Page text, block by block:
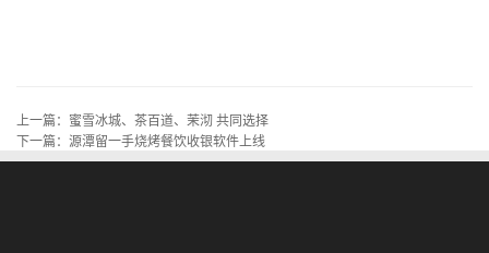
上一篇： 蜜雪冰城、茶百道、茉沏 共同选择
下一篇： 源潭留一手烧烤餐饮收银软件上线